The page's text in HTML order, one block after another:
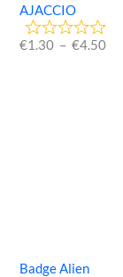
AJACCIO
€1.30 – €4.50
Badge Alien